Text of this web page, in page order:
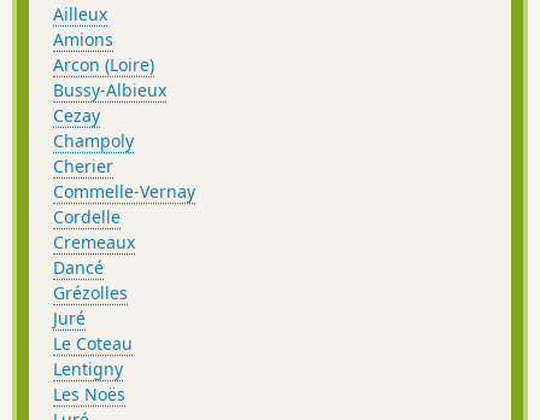
Ailleux
Amions
Arcon (Loire)
Bussy-Albieux
Cezay
Champoly
Cherier
Commelle-Vernay
Cordelle
Cremeaux
Dancé
Grézolles
Juré
Le Coteau
Lentigny
Les Noës